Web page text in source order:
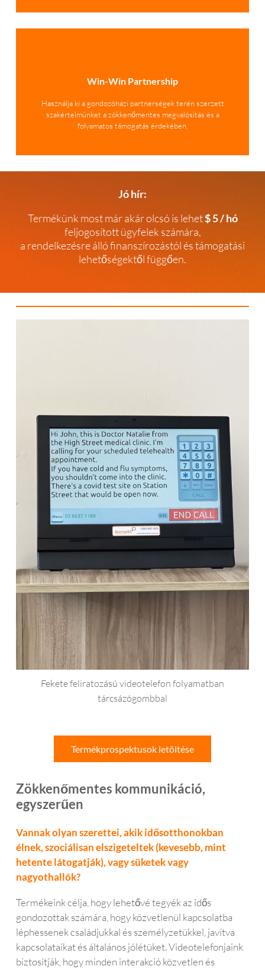
Win-Win Partnership
Használja ki a gondozóházi partnerségek terén szerzett
szakértelmünket a zökkenőmentes megvalósítás és a
folyamatos támogatás érdekében.
Jó hír:
Termékünk most már akár olcsó is lehet$ 5 / hó
feljogosított ügyfelek számára,
a rendelkezésre álló finanszírozástól és támogatási
lehetőségektől függően.
Zökkenőmentes kommunikáció,
egyszerűen
Vannak olyan szerettei, akik idősotthonokban
élnek, szociálisan elszigeteltek (kevesebb, mint
hetente látogatják), vagy süketek vagy
nagyothallók?
Termékeink célja, hogy lehetővé tegyék az idős
gondozottak számára, hogy közvetlenül kapcsolatba
léphessenek családjukkal és személyzetükkel, javítva
kapcsolataikat és általános jólétüket. Videotelefonjaink
biztosítják, hogy minden interakció közvetlen és
Fekete feliratozású videotelefon folyamatban
tárcsázógombbal
Termékprospektusok letöltése